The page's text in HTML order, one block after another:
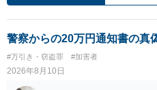
警察からの20万円通知書の真
#万引き・窃盗罪 #加害者
2026年8月10日